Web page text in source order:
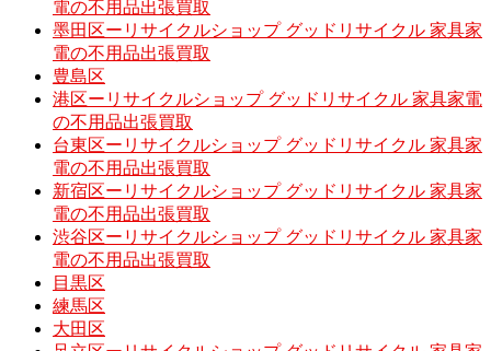
電の不用品出張買取
墨田区ーリサイクルショップ グッドリサイクル 家具家
電の不用品出張買取
豊島区
港区ーリサイクルショップ グッドリサイクル 家具家電
の不用品出張買取
台東区ーリサイクルショップ グッドリサイクル 家具家
電の不用品出張買取
新宿区ーリサイクルショップ グッドリサイクル 家具家
電の不用品出張買取
渋谷区ーリサイクルショップ グッドリサイクル 家具家
電の不用品出張買取
目黒区
練馬区
大田区